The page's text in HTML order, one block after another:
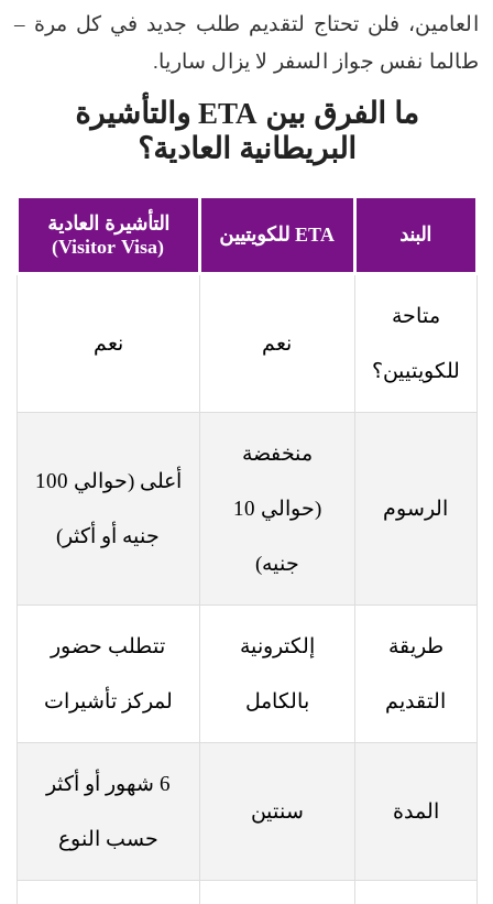
العامين، فلن تحتاج لتقديم طلب جديد في كل مرة –
طالما نفس جواز السفر لا يزال ساريا.
ما الفرق بين ETA والتأشيرة
البريطانية العادية؟
البند ETA للكويتيين
التأشيرة العادية
(Visitor Visa)
متاحة
للكويتيين؟
نعم نعم
الرسوم
منخفضة
(حوالي 10
جنيه)
أعلى (حوالي 100
جنيه أو أكثر)
طريقة
التقديم
إلكترونية
بالكامل
تتطلب حضور
لمركز تأشيرات
المدة سنتين
6 شهور أو أكثر
حسب النوع